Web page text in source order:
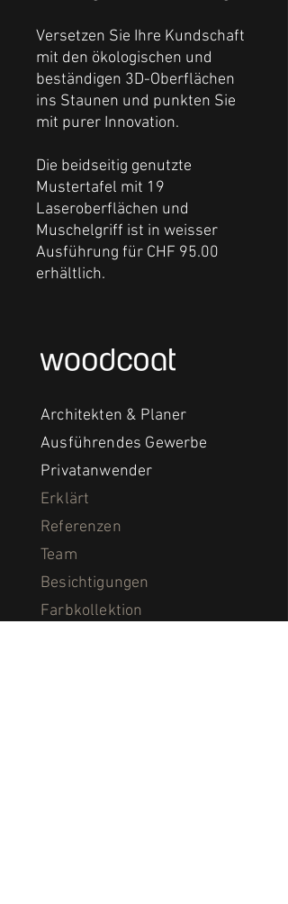
Versetzen Sie Ihre Kundschaft
mit den ökologischen und
beständigen 3D-Oberflächen
ins Staunen und punkten Sie
mit purer Innovation.
Die beidseitig genutzte
Mustertafel mit 19
Laseroberflächen und
Muschelgriff ist in weisser
Ausführung für CHF 95.00
erhältlich.
Architekten & Planer
Ausführendes Gewerbe
Privatanwender
Erklärt
Referenzen
Team
Besichtigungen
Farbkollektion